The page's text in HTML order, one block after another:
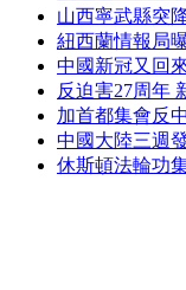
山西寧武縣突
紐西蘭情報局
中國新冠又回
反迫害27周年
加首都集會反
中國大陸三週
休斯頓法輪功